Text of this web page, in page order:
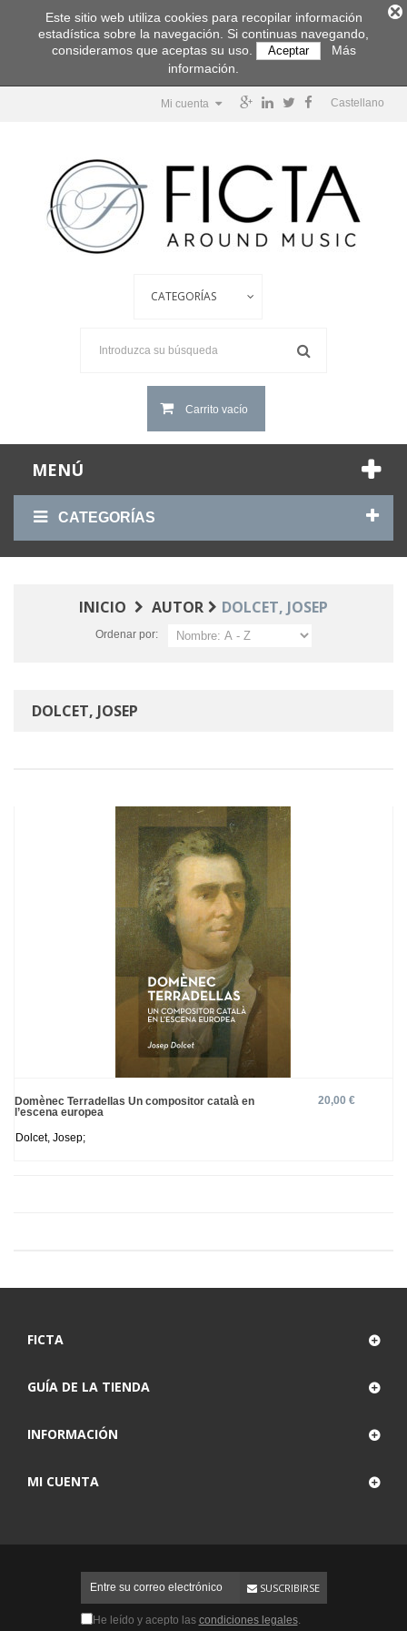
Castellano
Mi cuenta
Carrito vacío
MENÚ
CATEGORÍAS
INICIO AUTOR DOLCET, JOSEP
Ordenar por:
DOLCET, JOSEP
Domènec Terradellas Un compositor català en
l’escena europea
20,00 €
Dolcet, Josep;
FICTA
GUÍA DE LA TIENDA
INFORMACIÓN
MI CUENTA
SUSCRIBIRSE
He leído y acepto las condiciones legales.
Este sitio web utiliza cookies para recopilar información
estadística sobre la navegación. Si continuas navegando,
consideramos que aceptas su uso.
Aceptar
Más
información.